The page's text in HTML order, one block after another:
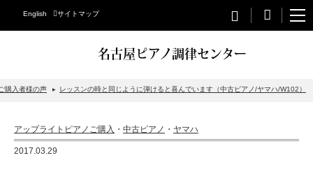
English サイトマップ
名古屋ピアノ調律センター
スタインウェイについて
購入者様の声 レッスンの時と同じように弾けると喜んでいます（中古ピアノ/ヤマハ/W102）
アップライトピアノご購入 ・ 中古ピアノ ・ ヤマハ
2017.03.29